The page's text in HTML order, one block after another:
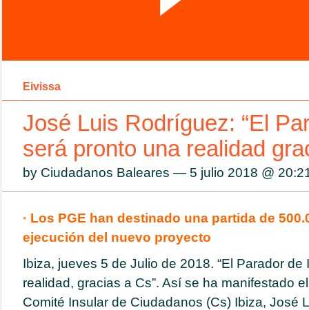
Eivissa
José Luis Rodríguez: “El
será pronto una realidad
by Ciudadanos Baleares — 5 julio 2018 @
· Los PGE han destinado una partida de
ejecución del nuevo proyecto
Ibiza, jueves 5 de Julio de 2018. “El Parador
realidad, gracias a Cs”. Así se ha manifestado
Comité Insular de Ciudadanos (Cs) Ibiza, José